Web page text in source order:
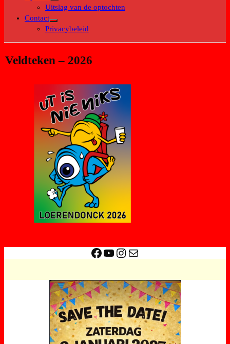
Toon
submenu
Uitslag van de optochten
Contact
Toon
submenu
Privacybeleid
Veldteken – 2026
Facebook
YouTube
Instagram
E-mail